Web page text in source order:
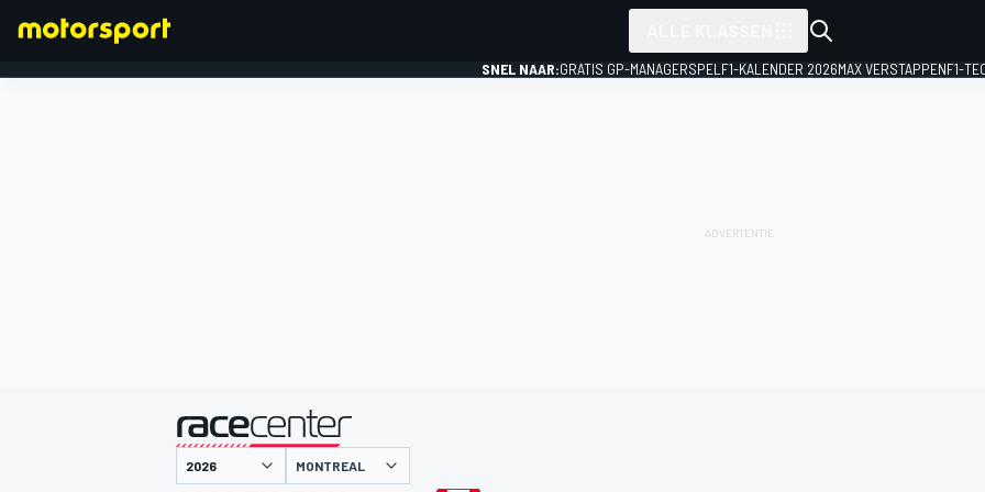
SNEL NAAR:GRATIS GP-MANAGERSPEL F1-KALENDER 2026MAX VERSTAPPENF1-
gepresenteerd door
MONTREAL